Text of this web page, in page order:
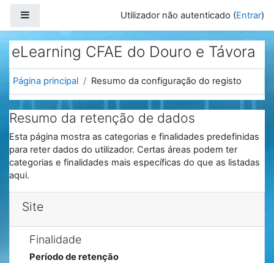
Utilizador não autenticado (Entrar)
eLearning CFAE do Douro e Távora
Página principal Resumo da configuração do registo
Resumo da retenção de dados
Esta página mostra as categorias e finalidades predefinidas
para reter dados do utilizador. Certas áreas podem ter
categorias e finalidades mais específicas do que as listadas
aqui.
Site
Finalidade
Período de retenção